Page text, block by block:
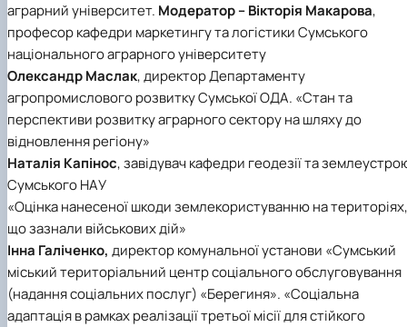
аграрний університет. Модератор – Вікторія Макарова,
професор кафедри маркетингу та логістики Сумського
національного аграрного університету
Олександр Маслак, директор Департаменту
агропромислового розвитку Сумської ОДА. «Стан та
перспективи розвитку аграрного сектору на шляху до
відновлення регіону»
Наталія Капінос, завідувач кафедри геодезії та
Сумського НАУ
«Оцінка нанесеної шкоди землекористуванню на територіях,
що зазнали військових дій»
Інна Галіченко, директор комунальної установи «Сумський
міський територіальний центр соціального обслуговування
(надання соціальних послуг) «Берегиня». «Соціальна
адаптація в рамках реалізації третьої місії для стійкого